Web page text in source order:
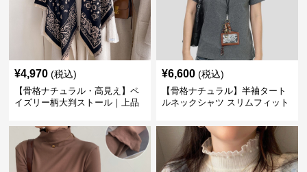
¥4,970 (税込)
【骨格ナチュラル・高見え】ペ
イズリー柄大判ストール｜上品
¥6,600 (税込)
【骨格ナチュラル】半袖タート
ルネックシャツ スリムフィット